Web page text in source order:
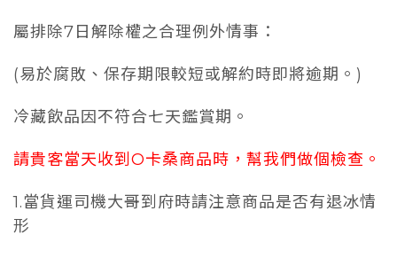
屬排除7日解除權之合理例外情事：
(易於腐敗、保存期限較短或解約時即將逾期。)
冷藏飲品因不符合七天鑑賞期。
請貴客當天收到O卡桑商品時，幫我們做個檢查。
1.當貨運司機大哥到府時請注意商品是否有退冰情
形